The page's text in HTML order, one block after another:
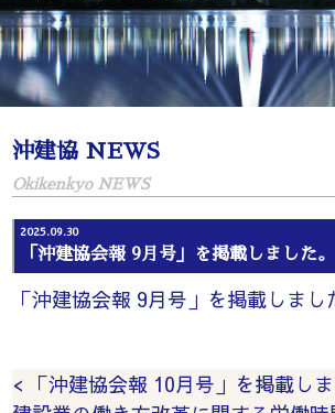
沖建協 NEWS
Okikenkyo NEWS
2025.09.30
「沖建協会報 9月号」を掲載しました。
「沖建協会報 9月号」を掲載しまし
< 「沖建協会報 10月号」を掲載しま